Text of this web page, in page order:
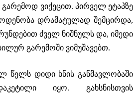
ვიქეცით. პირველ ეტაპზე
დრამატულად შემცირდა,
ძველ ნიშნულს და, იმედი
გარემოში ვიმუშავებთ.
წელს დიდი ხნის განმავლობაში
იყო. გახსნისთვის